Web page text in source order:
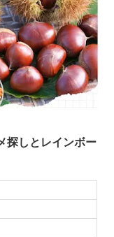
探しとレインボー